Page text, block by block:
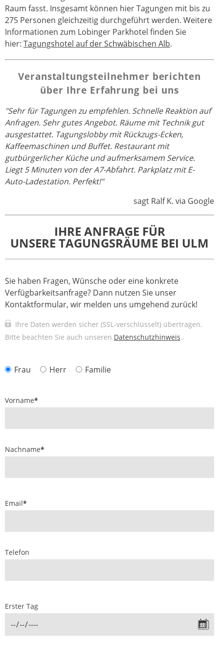
Raum fasst. Insgesamt können hier Tagungen mit bis zu
275 Personen gleichzeitig durchgeführt werden. Weitere
Informationen zum Lobinger Parkhotel finden Sie
hier: Tagungshotel auf der Schwäbischen Alb.
Veranstaltungsteilnehmer berichten
über Ihre Erfahrung bei uns
"Sehr für Tagungen zu empfehlen. Schnelle Reaktion auf
Anfragen. Sehr gutes Angebot. Räume mit Technik gut
ausgestattet. Tagungslobby mit Rückzugs-Ecken,
Kaffeemaschinen und Buffet. Restaurant mit
gutbürgerlicher Küche und aufmerksamem Service.
Liegt 5 Minuten von der A7-Abfahrt. Parkplatz mit E-
Auto-Ladestation. Perfekt!"
sagt Ralf K. via Google
IHRE ANFRAGE FÜR
UNSERE TAGUNGSRÄUME BEI ULM
Sie haben Fragen, Wünsche oder eine konkrete
Verfügbarkeitsanfrage? Dann nutzen Sie unser
Kontaktformular, wir melden uns umgehend zurück!
Ihre Daten werden sicher (SSL-verschlüsselt) übertragen.
Bitte beachten Sie auch unseren Datenschutzhinweis..
Frau Herr Familie
Vorname*
Nachname*
Email*
Telefon
Erster Tag